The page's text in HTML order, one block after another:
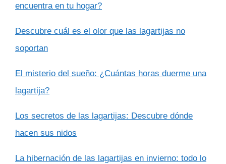
encuentra en tu hogar?
Descubre cuál es el olor que las lagartijas no
soportan
El misterio del sueño: ¿Cuántas horas duerme una
lagartija?
Los secretos de las lagartijas: Descubre dónde
hacen sus nidos
La hibernación de las lagartijas en invierno: todo lo